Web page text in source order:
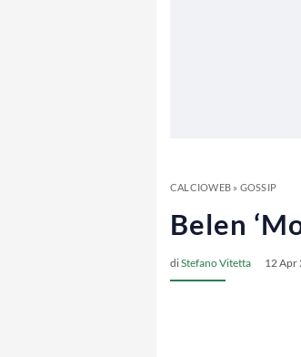
CALCIOWEB» GOSSIP
Belen
diStefano Vitetta 12 Apr